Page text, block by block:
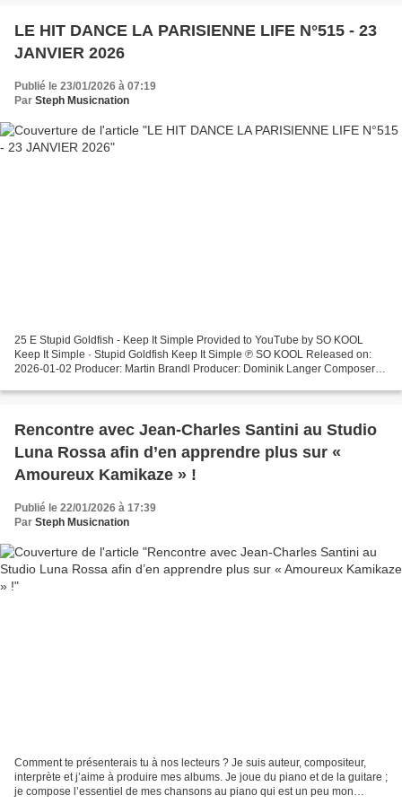
LE HIT DANCE LA PARISIENNE LIFE N°515 - 23
JANVIER 2026
Publié le 23/01/2026 à 07:19
Par Steph Musicnation
25 E Stupid Goldfish - Keep It Simple Provided to YouTube by SO KOOL
Keep It Simple · Stupid Goldfish Keep It Simple ℗ SO KOOL Released on:
2026-01-02 Producer: Martin Brandl Producer: Dominik Langer Composer:
Rencontre avec Jean-Charles Santini au Studio
Luna Rossa afin d’en apprendre plus sur «
Amoureux Kamikaze » !
Publié le 22/01/2026 à 17:39
Par Steph Musicnation
Comment te présenterais tu à nos lecteurs ? Je suis auteur, compositeur,
interprète et j’aime à produire mes albums. Je joue du piano et de la guitare ;
je compose l’essentiel de mes chansons au piano qui est un peu mon